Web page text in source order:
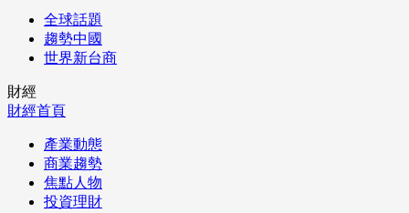
全球話題
趨勢中國
世界新台商
財經
財經首頁
產業動態
商業趨勢
焦點人物
投資理財